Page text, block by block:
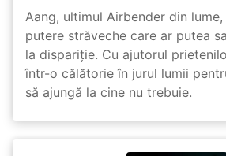
Aang, ultimul Airbender din
putere străveche care ar putea
la dispariție. Cu ajutorul
într-o călătorie în jurul lumii
să ajungă la cine nu trebuie.